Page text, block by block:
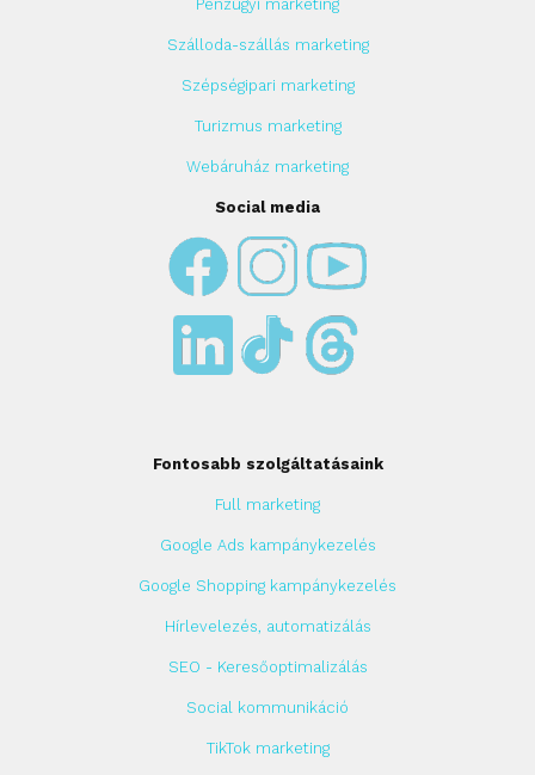
Pénzügyi marketing
Szálloda-szállás marketing
Szépségipari marketing
Turizmus marketing
Webáruház marketing
Social media
Fontosabb szolgáltatásaink
Full marketing
Google Ads kampánykezelés
Google Shopping kampánykezelés
Hírlevelezés, automatizálás
SEO - Keresőoptimalizálás
Social kommunikáció
TikTok marketing